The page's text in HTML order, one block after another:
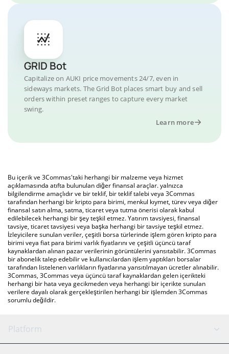
GRID Bot
Capitalize on AUKI price movements 24/7, even in
sideways markets. The Grid Bot places smart buy and sell
orders within preset ranges to capture every market
swing.
Learn more
Bu içerik ve 3Commas'taki herhangi bir malzeme veya hizmet
açıklamasında atıfta bulunulan diğer finansal araçlar. yalnızca
bilgilendirme amaçlıdır ve bir teklif, bir teklif talebi veya 3Commas
tarafından herhangi bir kripto para birimi, menkul kıymet, türev veya diğer
finansal satın alma, satma, ticaret veya tutma önerisi olarak kabul
edilebilecek herhangi bir şey teşkil etmez. Yatırım tavsiyesi, finansal
tavsiye, ticaret tavsiyesi veya başka herhangi bir tavsiye teşkil etmez.
İzleyicilere sunulan veriler, çeşitli borsa türlerinde işlem gören kripto para
birimi veya fiat para birimi varlık fiyatlarını ve çeşitli üçüncü taraf
kaynaklardan alınan pazar verilerinin görüntülerini yansıtabilir. 3Commas
bir abonelik talep edebilir ve kullanıcılardan işlem yaptıkları borsalar
tarafından listelenen varlıkların fiyatlarına yansıtılmayan ücretler alınabilir.
3Commas, 3Commas veya üçüncü taraf kaynaklardan gelen içerikteki
herhangi bir hata veya gecikmeden veya herhangi bir içerikte sunulan
verilere dayalı olarak gerçekleştirilen herhangi bir işlemden 3Commas
sorumlu değildir.
Platform